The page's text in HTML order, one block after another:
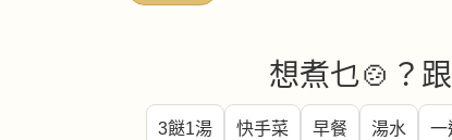
想煮乜🍲？
3餸1湯 快手菜 早餐 湯水 一